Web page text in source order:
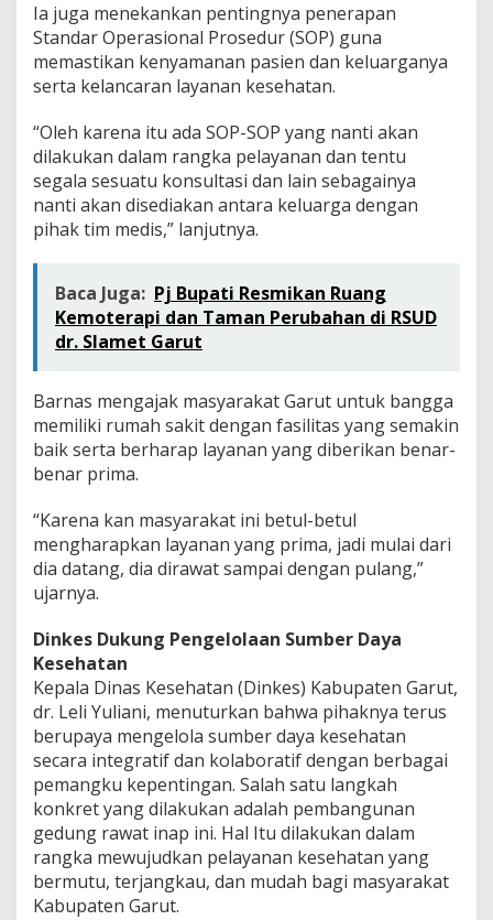
Ia juga menekankan pentingnya penerapan
Standar Operasional Prosedur (SOP) guna
memastikan kenyamanan pasien dan keluarganya
serta kelancaran layanan kesehatan.
“Oleh karena itu ada SOP-SOP yang nanti akan
dilakukan dalam rangka pelayanan dan tentu
segala sesuatu konsultasi dan lain sebagainya
nanti akan disediakan antara keluarga dengan
pihak tim medis,” lanjutnya.
Baca Juga: Pj Bupati Resmikan Ruang
Kemoterapi dan Taman Perubahan di RSUD
dr. Slamet Garut
Barnas mengajak masyarakat Garut untuk bangga
memiliki rumah sakit dengan fasilitas yang semakin
baik serta berharap layanan yang diberikan benar-
benar prima.
“Karena kan masyarakat ini betul-betul
mengharapkan layanan yang prima, jadi mulai dari
dia datang, dia dirawat sampai dengan pulang,”
ujarnya.
Dinkes Dukung Pengelolaan Sumber Daya
Kesehatan
Kepala Dinas Kesehatan (Dinkes) Kabupaten Garut,
dr. Leli Yuliani, menuturkan bahwa pihaknya terus
berupaya mengelola sumber daya kesehatan
secara integratif dan kolaboratif dengan berbagai
pemangku kepentingan. Salah satu langkah
konkret yang dilakukan adalah pembangunan
gedung rawat inap ini. Hal Itu dilakukan dalam
rangka mewujudkan pelayanan kesehatan yang
bermutu, terjangkau, dan mudah bagi masyarakat
Kabupaten Garut.